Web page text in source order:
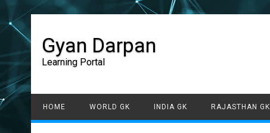
Gyan Darpan
Learning Portal
HOME WORLD GK INDIA GK RAJASTHAN GK